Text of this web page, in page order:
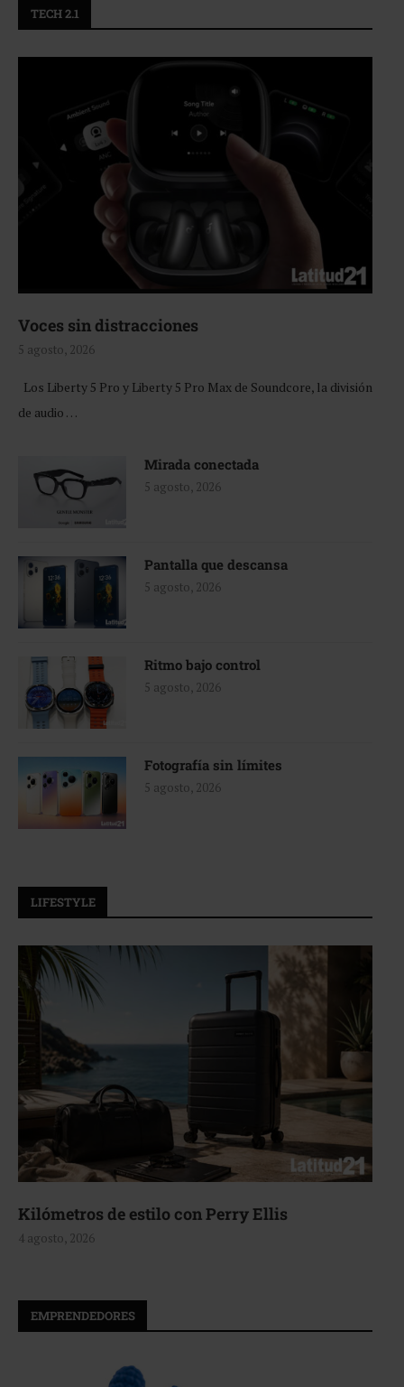
TECH 2.1
Voces sin distracciones
5 agosto, 2026
Los Liberty 5 Pro y Liberty 5 Pro Max de Soundcore, la división
de audio …
Mirada conectada
5 agosto, 2026
Pantalla que descansa
5 agosto, 2026
Ritmo bajo control
5 agosto, 2026
Fotografía sin límites
5 agosto, 2026
LIFESTYLE
Aerie, texturas que fluyen
4 agosto, 2026
EMPRENDEDORES